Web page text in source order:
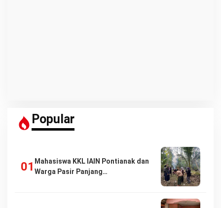
Popular
Mahasiswa KKL IAIN Pontianak dan
Warga Pasir Panjang…